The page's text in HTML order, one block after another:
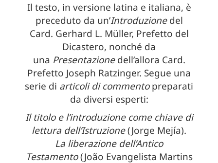
Il testo, in versione latina e italiana, è
preceduto da un’Introduzionedel
Card. Gerhard L. Müller, Prefetto del
Dicastero, nonché da
una Presentazionedell’allora Card.
Prefetto Joseph Ratzinger. Segue una
serie di articoli di commentopreparati
da diversi esperti:
Il titolo e l’introduzione come chiave di
lettura dell’Istruzione(Jorge Mejía).
La liberazione dell’Antico
Testamento(João Evangelista Martins